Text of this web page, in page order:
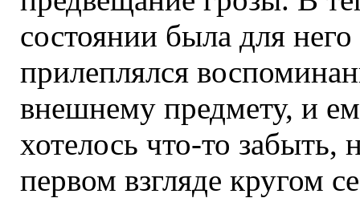
состоянии была для
прилеплялся
внешнему предмету, и
хотелось что-то
первом взгляде кругом